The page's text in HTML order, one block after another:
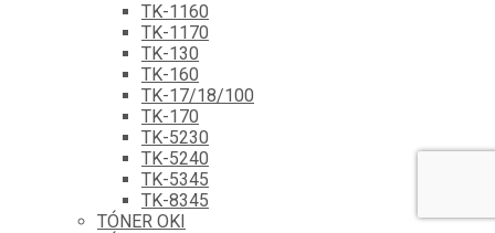
TK-1160
TK-1170
TK-130
TK-160
TK-17/18/100
TK-170
TK-5230
TK-5240
TK-5345
TK-8345
TÓNER OKI